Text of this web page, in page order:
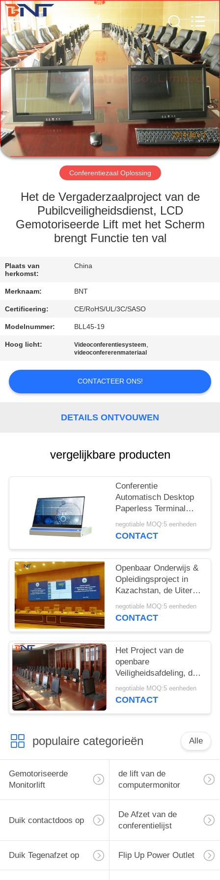
HUIS
PRODUCTEN
ONGEVEER
ONS
FABRIEKSREIS
KWALITEITSCONTROLE
CONTACTEER
NIEUWS
CONFERENCE
ROOM
SITEMAP
Industrial
Co.,
Limited).
Rights
Reserved.
Developed
by
ECER
Conferentiezaal Oplossing
Het de Vergaderzaalproject van de
Pubilcveiligheidsdienst, LCD
Gemotoriseerde Lift met het Scherm
brengt Functie ten val
Plaats van
herkomst:
China
Merknaam: BNT
Certificering: CE/RoHS/UL/3C/SASO
Modelnummer: BLL45-19
Hoog licht: Videoconferentiesysteem,
videoconfererenmateriaal
CONTACTEER ONS!
DETAILS ONTVOUWEN
vergelijkbare producten
Conferentie
Automatisch Desktop
Paperless Terminal
System Project / FHD-
scherm voor efficiënte
negotiable MOQ:5 eenheden
CONTACT
Openbaar Onderwijs &
Opleidingsproject in
Kazachstan, de Uiterst
dunne Lift van de
Desktopmonitor met
negotiable MOQ:5 eenheden
CONTACT
Het Project van de
openbare
Veiligheidsafdeling, de
Monitorlift van Flip Up
Type Motorized LCD
negotiable MOQ:5 eenheden
CONTACT
populaire categorieën Alle
Gemotoriseerde
Monitorlift
de lift van de
computermonitor
Duik contactdoos op
De Afzet van de
conferentielijst
Duik Tegenafzet op Flip Up Power Outlet